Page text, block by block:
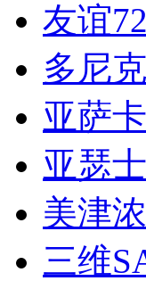
友谊
多尼
亚萨
亚瑟
美津
三维